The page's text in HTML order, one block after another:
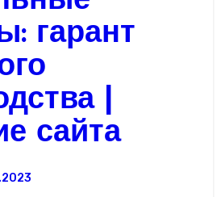
гарант
|
сайта